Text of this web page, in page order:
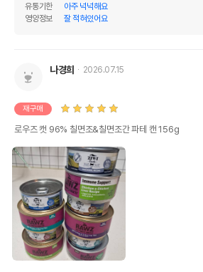
유통기한
아주 넉넉해요
영양정보
잘 적혀있어요
나경희 2026.07.15
재구매
로우즈 캣 96% 칠면조&칠면조간 파테 캔 156g